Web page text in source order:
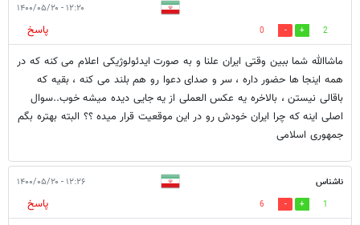
۱۲:۲۰ - ۱۴۰۰/۰۵/۲۰
2
0
پاسخ
ماشاالله شما ببین وقتی ایران علنا و به صورت ایدئولوژیکی اعلام می کنه که در
همه اینجا ها حضور داره ، سر و صدای دعوا رو هم بلند می کنه ، بقیه که
باقالی نیستن ، بالاخره یه عکس العملی از یه جایی دیده میشه خوب..سوال
اصلی اینه که چرا ایران خودش رو در این موقعیت قرار میده ؟؟ البته بهتره بگم
جمهوری اسلامی
ناشناس ۱۲:۲۶ - ۱۴۰۰/۰۵/۲۰
1
6
پاسخ